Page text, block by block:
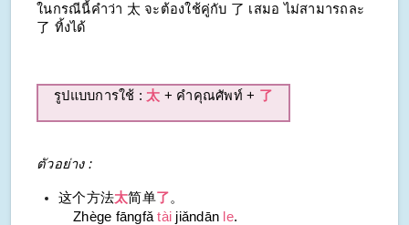
ในกรณีนี้คำว่า 太 จะต้องใช้คู่กับ 了 เสมอ ไม่สามารถละ
了 ทิ้งได้
รูปแบบการใช้ : 太 + คำคุณศัพท์ + 了
ตัวอย่าง :
这个方法太简单了。
Zhège fāngfǎtài jiǎndān le.